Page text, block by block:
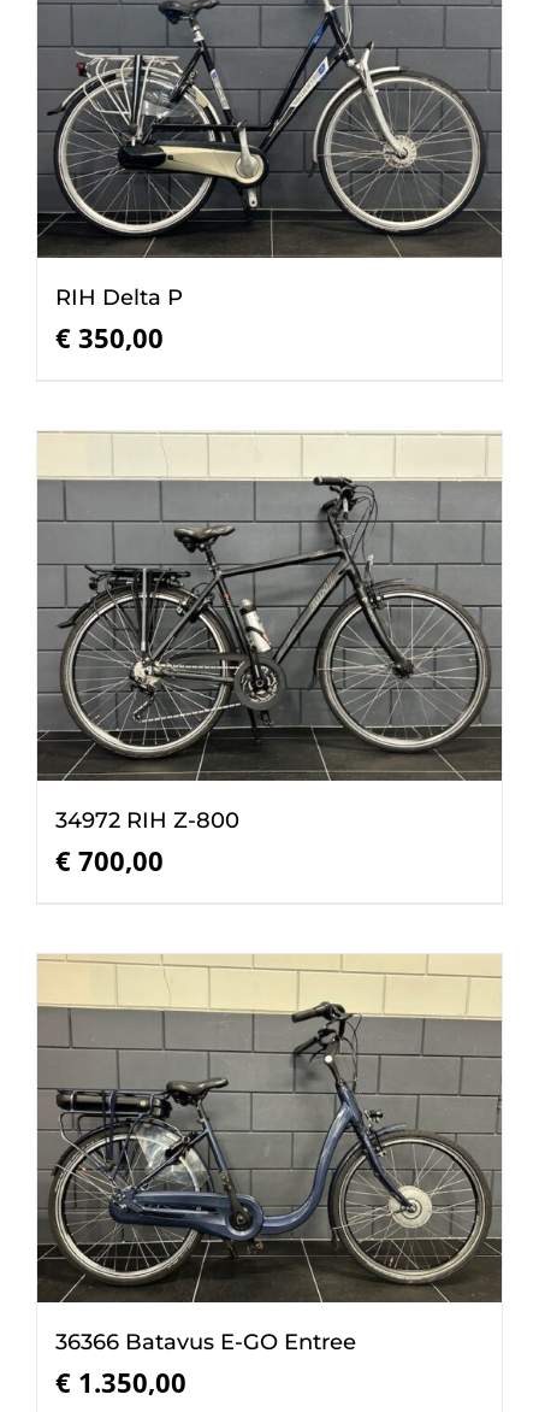
RIH Delta P
€ 350,00
34972 RIH Z-800
€ 700,00
36366 Batavus E-GO Entree
€ 1.350,00